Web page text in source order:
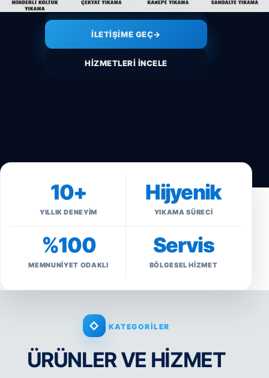
İLETIŞIME GEÇ→
HIZMETLERI İNCELE
10+
YILLIK DENEYIM
Hijyenik
YIKAMA SÜRECI
%100
MEMNUNIYET ODAKLI
Servis
BÖLGESEL HIZMET
◇ KATEGORILER
ÜRÜNLER VE HIZMET